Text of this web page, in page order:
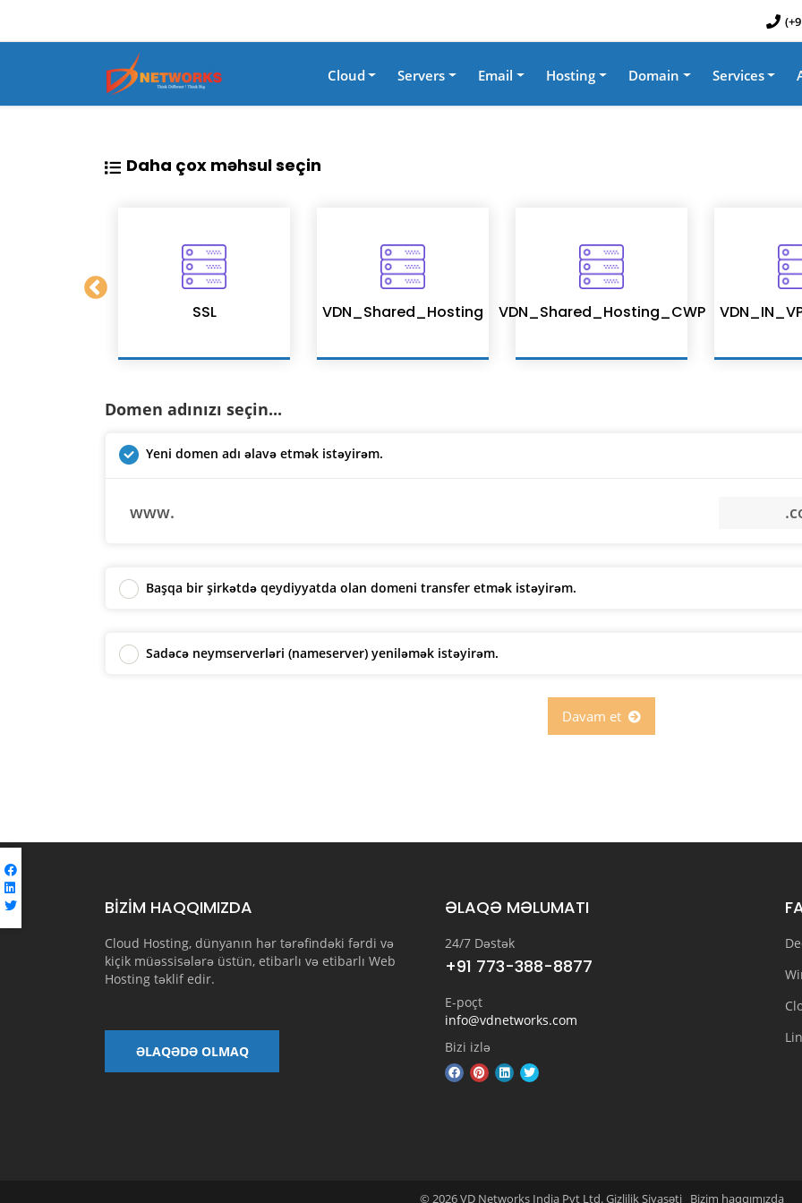
Cloud Servers Email Hosting Domain Services
Daha çox məhsul seçin
SSL VDN_Shared_Hosting VDN_Shared_Hosting_CWP
Domen adınızı seçin...
Yeni domen adı əlavə etmək istəyirəm.
www.
Başqa bir şirkətdə qeydiyyatda olan domeni transfer etmək istəyirəm.
Sadəcə neymserverləri (nameserver) yeniləmək istəyirəm.
BİZİM HAQQIMIZDA
Cloud Hosting, dünyanın hər tərəfindəki fərdi və
kiçik müəssisələrə üstün, etibarlı və etibarlı Web
Hosting təklif edir.
ƏLAQƏDƏ OLMAQ
ƏLAQƏ MƏLUMATI
24/7 Dəstək
+91 773-388-8877
E-poçt
info@vdnetworks.com
Bizi izlə
© 2026 VD Networks India Pvt Ltd. Gizlilik Siyasəti Bizim haqqımızda